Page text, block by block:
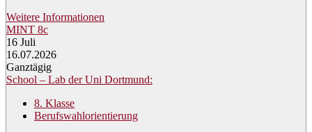
Weitere Informationen
MINT 8c
16 Juli
16.07.2026
Ganztägig
School – Lab der Uni Dortmund:
8. Klasse
Berufswahlorientierung